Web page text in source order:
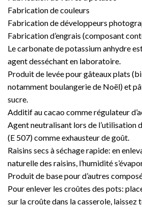
Fabrication de couleurs
Fabrication de développeurs
Fabrication d’engrais (composant
Le carbonate de potassium anhydre
agent desséchant en laboratoire.
Produit de levée pour gâteaux plats
notamment boulangerie de Noël) et
sucre.
Additif au cacao comme régulateur
Agent neutralisant lors de l’utilisation
(E 507) comme exhausteur de goût.
Raisins secs à séchage rapide: en
naturelle des raisins, l’humidité
Produit de base pour d’autres
Pour enlever les croûtes des pots:
sur la croûte dans la casserole, laissez